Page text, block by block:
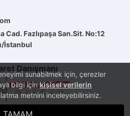
sunabilmek için, çerezler
bilgi içinkişisel verilerin
metnini inceleyebilirsiniz.
TAMAM
Cad. Fazlıpaşa San.Sit. No:12
İstanbul
Danışmanı